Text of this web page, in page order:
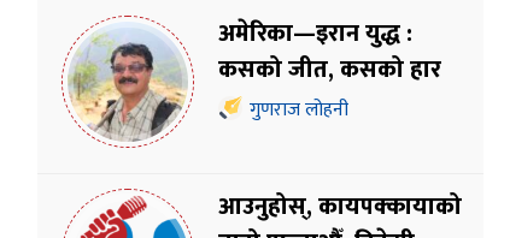
अमेरिका—इरान युद्ध :
कसको जीत, कसको हार
गुणराज लोहनी
आउनुहोस्, कायपक्कायाको